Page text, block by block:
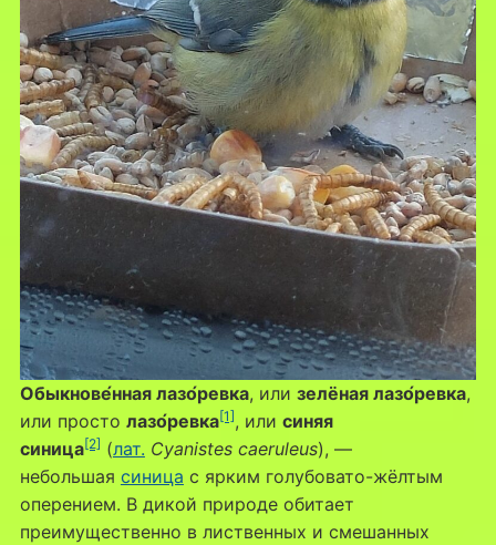
Обыкнове́нная лазо́ревка, или зелёная лазо́ревка,
или просто лазо́ревка[1], или синяя
синица[2] (лат. Cyanistes caeruleus), —
небольшая синица с ярким голубовато-жёлтым
оперением. В дикой природе обитает
преимущественно в лиственных и смешанных